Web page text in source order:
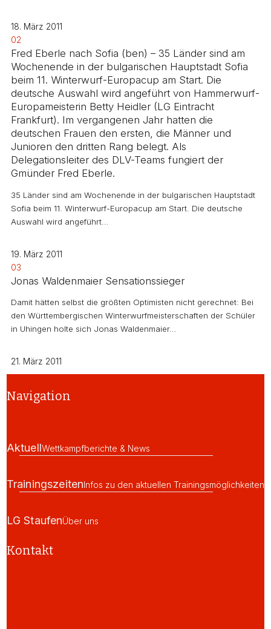
18. März 2011
02
Fred Eberle nach Sofia (ben) – 35 Länder sind am
Wochenende in der bulgarischen Hauptstadt Sofia
beim 11. Winterwurf-Europacup am Start. Die
deutsche Auswahl wird angeführt von Hammerwurf-
Europameisterin Betty Heidler (LG Eintracht
Frankfurt). Im vergangenen Jahr hatten die
deutschen Frauen den ersten, die Männer und
Junioren den dritten Rang belegt. Als
Delegationsleiter des DLV-Teams fungiert der
Gmünder Fred Eberle.
35 Länder sind am Wochenende in der bulgarischen Hauptstadt
Sofia beim 11. Winterwurf-Europacup am Start. Die deutsche
Auswahl wird angeführt…
19. März 2011
03
Jonas Waldenmaier Sensationssieger
Damit hätten selbst die größten Optimisten nicht gerechnet: Bei
den Württembergischen Winterwurfmeisterschaften der Schüler
in Uhingen holte sich Jonas Waldenmaier…
21. März 2011
Navigation
AktuellWettkampfberichte & News
TrainingszeitenInfos zu den aktuellen Trainingsmöglichkeiten
LG StaufenÜber uns
Kontakt